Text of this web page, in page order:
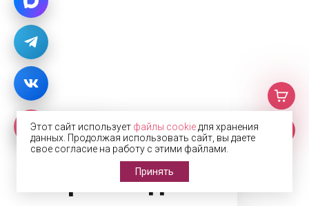
Фото
с производства
Этот сайт использует файлы cookie для хранения
данных. Продолжая использовать сайт, вы даете
свое согласие на работу с этими файлами.
Принять